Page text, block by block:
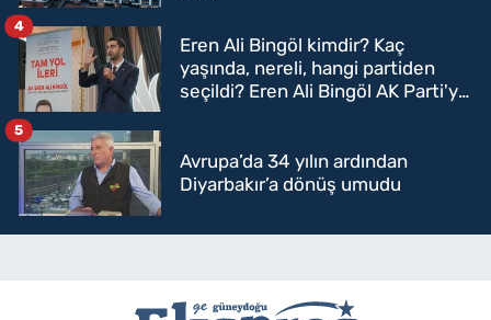
Eren Ali Bingöl kimdir? Kaç
yaşında, nereli, hangi partiden
seçildi? Eren Ali Bingöl AK Parti'ye
4
Avrupa’da 34 yılın ardından
Diyarbakır’a dönüş umudu
5